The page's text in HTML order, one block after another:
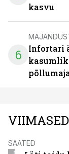
kasvu
6
Infortari
SAATED